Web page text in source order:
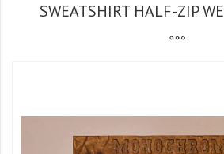
SWEATSHIRT HALF-ZIP